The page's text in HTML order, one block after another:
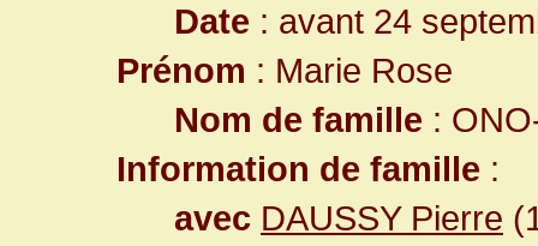
Date : avant 24
Prénom : Marie Rose
Nom de famille :
Information de famille :
avec DAUSSY Pierre